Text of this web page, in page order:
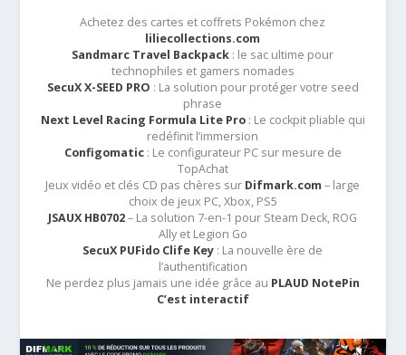
Achetez des cartes et coffrets Pokémon chez
liliecollections.com
Sandmarc Travel Backpack : le sac ultime pour
technophiles et gamers nomades
SecuX X-SEED PRO : La solution pour protéger votre seed
phrase
Next Level Racing Formula Lite Pro: Le cockpit pliable qui
redéfinit l’immersion
Configomatic: Le configurateur PC sur mesure de
TopAchat
Jeux vidéo et clés CD pas chères sur Difmark.com – large
choix de jeux PC, Xbox, PS5
JSAUX HB0702– La solution 7-en-1 pour Steam Deck, ROG
Ally et Legion Go
SecuX PUFido Clife Key : La nouvelle ère de
l’authentification
Ne perdez plus jamais une idée grâce au PLAUD NotePin
C’est interactif